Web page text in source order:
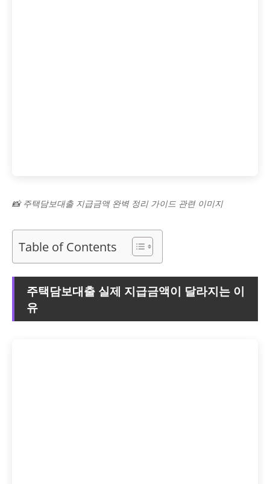
📸 주택담보대출 지급금액 완벽 정리 가이드 관련 이미지
Table of Contents
주택담보대출 실제 지급금액이 달라지는 이
유